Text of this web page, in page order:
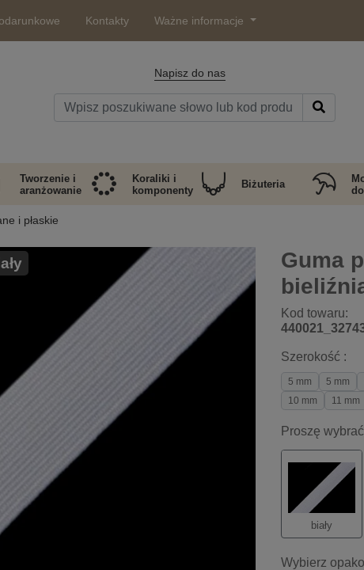
Kontakty Ważne informacje
Napisz do nas
Tworzenie i
aranżowanie
Koraliki i
komponenty
Biżuteria
i płaskie
Guma
Kod towaru:
Szerokość :
5 mm 5 mm
10 mm
11 mm
Proszę
biały
Wybierz